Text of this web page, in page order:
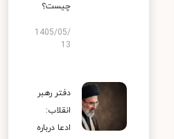
چیست؟
1405/05/
13
دفتر رهبر
انقلاب:
ادعا درباره